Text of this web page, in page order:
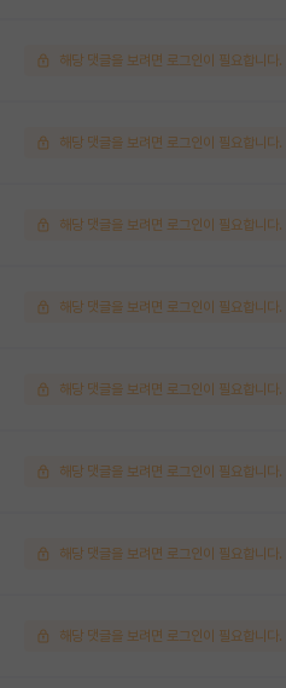
해당 댓글을 보려면 로그인이 필요합니다.
해당 댓글을 보려면 로그인이 필요합니다.
해당 댓글을 보려면 로그인이 필요합니다.
해당 댓글을 보려면 로그인이 필요합니다.
해당 댓글을 보려면 로그인이 필요합니다.
해당 댓글을 보려면 로그인이 필요합니다.
해당 댓글을 보려면 로그인이 필요합니다.
해당 댓글을 보려면 로그인이 필요합니다.